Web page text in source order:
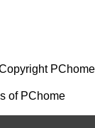
PChome
of PChome